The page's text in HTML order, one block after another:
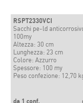
RSPT2330VCI
Sacchi pe-ld
100my
Altezza: 30 cm
Lunghezza: 23 cm
Colore: Azzurro
Spessore: 100 my
Peso confezione: 12,70
da 1 conf.